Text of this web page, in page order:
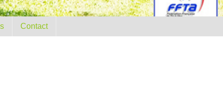
Contact